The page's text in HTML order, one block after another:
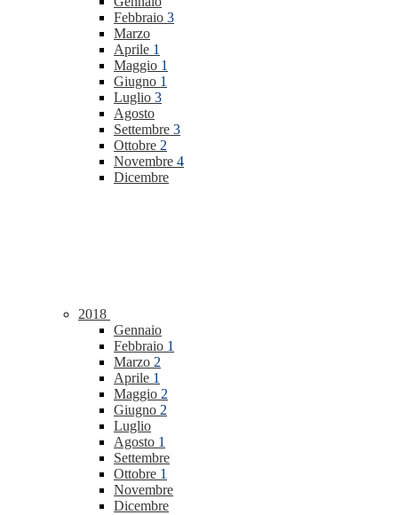
Febbraio 3
Marzo
Aprile 1
Maggio 1
Giugno 1
Luglio 3
Agosto
Settembre 3
Ottobre 2
Novembre 4
Dicembre
2018
Gennaio
Febbraio 1
Marzo 2
Aprile 1
Maggio 2
Giugno 2
Luglio
Agosto 1
Settembre
Ottobre 1
Novembre
Dicembre